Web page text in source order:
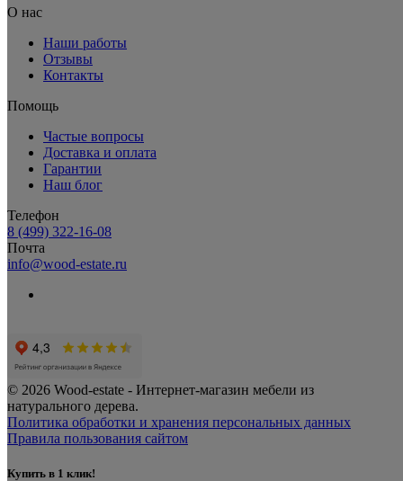
О нас
Наши работы
Отзывы
Контакты
Помощь
Частые вопросы
Доставка и оплата
Гарантии
Наш блог
Телефон
8 (499) 322-16-08
Почта
info@wood-estate.ru
© 2026 Wood-estate - Интернет-магазин мебели из
натурального дерева.
Политика обработки и хранения персональных данных
Правила пользования сайтом
Купить в 1 клик!